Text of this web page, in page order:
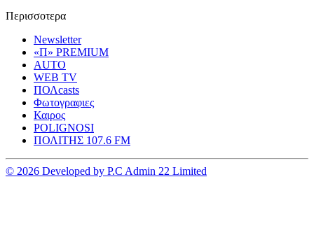
Περισσοτερα
Newsletter
«Π» PREMIUM
AUTO
WEB TV
ΠΟΛcasts
Φωτογραφιες
Καιρος
POLIGNOSI
ΠΟΛΙΤΗΣ 107.6 FM
© 2026 Developed by P.C Admin 22 Limited